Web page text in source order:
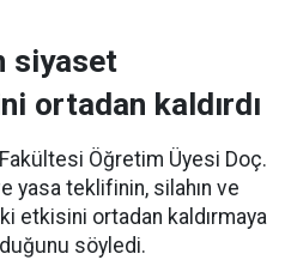
siyaset
ortadan kaldırdı
Öğretim Üyesi Doç.
yasa teklifinin, silahın ve
etkisini ortadan kaldırmaya
söyledi.